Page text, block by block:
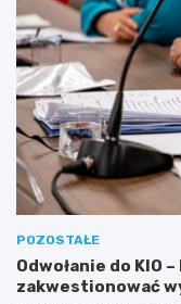
POZOSTAŁE
Odwołanie do KIO
zakwestionować